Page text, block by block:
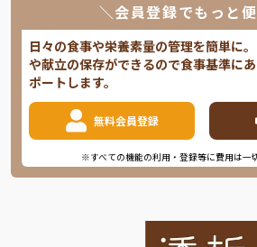
＼会員登録でもっと
日々の食事や栄養素量の管理を簡単に
や献立の保存ができるので食事基準に
ポートします。
無料会員登録
※すべての機能の利用・登録等に費用は一